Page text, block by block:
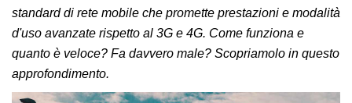
standard di rete mobile che promette prestazioni e modalità
d'uso avanzate rispetto al 3G e 4G. Come funziona e
quanto è veloce? Fa davvero male? Scopriamolo in questo
approfondimento.